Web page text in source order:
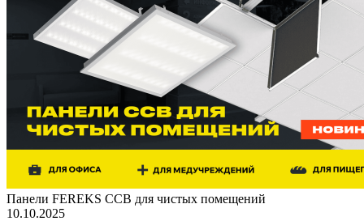
Панели FEREKS ССВ для чистых помещений
10.10.2025